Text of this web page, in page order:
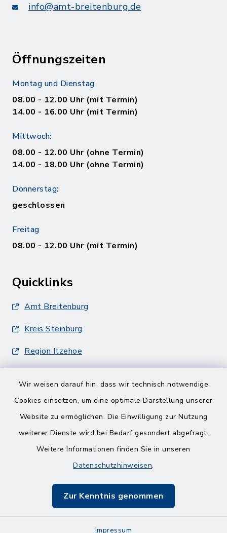
Wir weisen darauf hin, dass wir technisch notwendige
Cookies einsetzen, um eine optimale Darstellung unserer
Website zu ermöglichen. Die Einwilligung zur Nutzung
weiterer Dienste wird bei Bedarf gesondert abgefragt.
Weitere Informationen finden Sie in unseren
Datenschutzhinweisen.
Zur Kenntnis genommen
Impressum
info@amt-breitenburg.de
Öffnungszeiten
Montag und Dienstag
08.00 - 12.00 Uhr (mit Termin)
14.00 - 16.00 Uhr (mit Termin)
Mittwoch:
08.00 - 12.00 Uhr (ohne Termin)
14.00 - 18.00 Uhr (ohne Termin)
Donnerstag:
geschlossen
Freitag
08.00 - 12.00 Uhr (mit Termin)
Quicklinks
Amt Breitenburg
Kreis Steinburg
Region Itzehoe
Barrierefreiheit
Impressum